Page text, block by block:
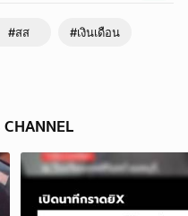
#สส #เงินเดือน